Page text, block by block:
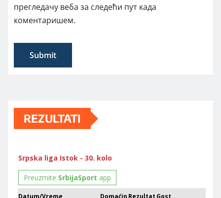
прегледачу веба за следећи пут када
коментаришем.
REZULTATI